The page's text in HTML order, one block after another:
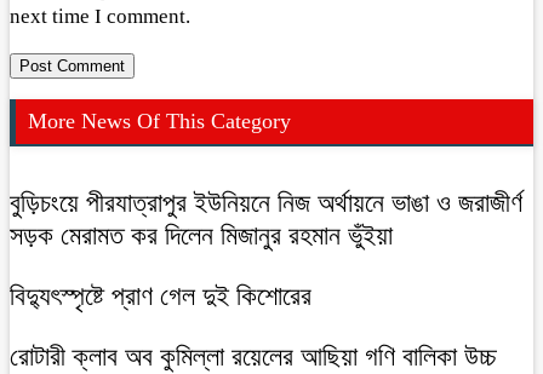
next time I comment.
More News Of This Category
বুড়িচংয়ে পীরযাত্রাপুর ইউনিয়নে নিজ অর্থায়নে ভাঙা ও জরাজীর্ণ
সড়ক মেরামত কর দিলেন মিজানুর রহমান ভুঁইয়া
বিদ্যুৎস্পৃষ্টে প্রাণ গেল দুই কিশোরের
রোটারী ক্লাব অব কুমিল্লা রয়েলের আছিয়া গণি বালিকা উচ্চ